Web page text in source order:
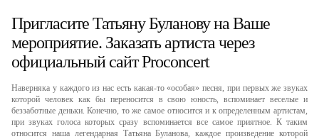
Пригласите Татьяну Буланову на Ваше
мероприятие. Заказать артиста через
официальный сайт Proconcert
Наверняка у каждого из нас есть какая-то «особая» песня, при первых же звуках
которой человек как бы переносится в свою юность, вспоминает веселые и
беззаботные деньки. Конечно, то же самое относится и к определенным артистам,
при звуках голоса которых сразу вспоминается все самое приятное. К таким
относится наша легендарная Татьяна Буланова, каждое произведение которой